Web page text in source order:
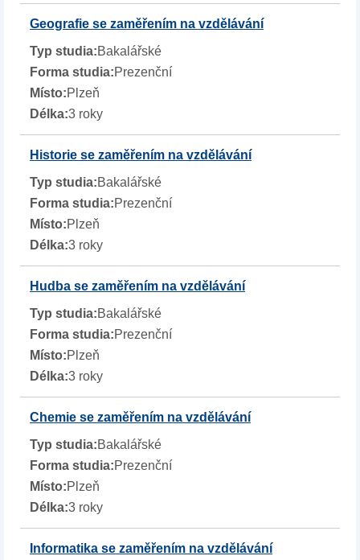
Geografie se zaměřením na vzdělávání
Bakalářské
Prezenční
Plzeň
3 roky
Historie se zaměřením na vzdělávání
Bakalářské
Prezenční
Plzeň
3 roky
Hudba se zaměřením na vzdělávání
Bakalářské
Prezenční
Plzeň
3 roky
Chemie se zaměřením na vzdělávání
Bakalářské
Prezenční
Plzeň
3 roky
Informatika se zaměřením na vzdělávání